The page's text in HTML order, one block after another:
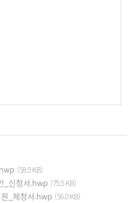
(58.5 KB)
_신청서.hwp (75.5 KB)
_제청서.hwp (56.0 KB)